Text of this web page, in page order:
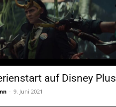
auf Disney Plus
- 9. Juni 2021